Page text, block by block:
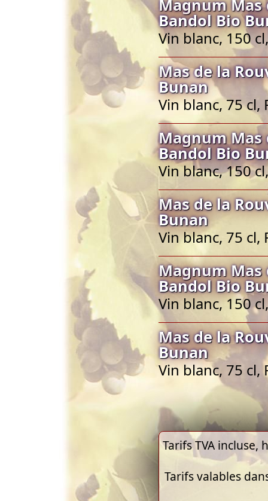
Magnum Mas
Bandol Bio
Vin blanc, 150
Mas de la
Bunan
Vin blanc, 75 cl,
Magnum Mas
Bandol Bio
Vin blanc, 150
Mas de la
Bunan
Vin blanc, 75 cl,
Magnum Mas
Bandol Bio
Vin blanc, 150
Mas de la
Bunan
Vin blanc, 75 cl,
Tarifs TVA incluse,
Tarifs valables